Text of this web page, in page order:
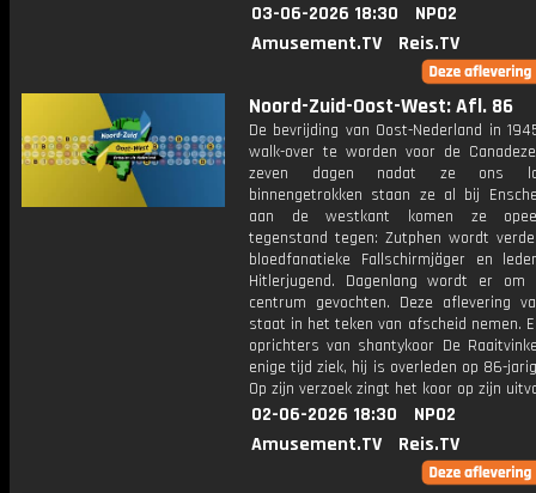
03-06-2026 18:30
NPO2
Amusement.TV
Reis.TV
Noord-Zuid-Oost-West: Afl. 86
De bevrijding van Oost-Nederland in
walk-over te worden voor de
zeven dagen nadat ze ons
binnengetrokken staan ze al bij
aan de westkant komen ze
tegenstand tegen: Zutphen wordt
bloedfanatieke Fallschirmjäger en
Hitlerjugend. Dagenlang wordt er om
centrum gevochten. Deze aflevering
staat in het teken van afscheid nemen.
oprichters van shantykoor De
enige tijd ziek, hij is overleden op 86-
Op zijn verzoek zingt het koor op zijn
02-06-2026 18:30
NPO2
Amusement.TV
Reis.TV